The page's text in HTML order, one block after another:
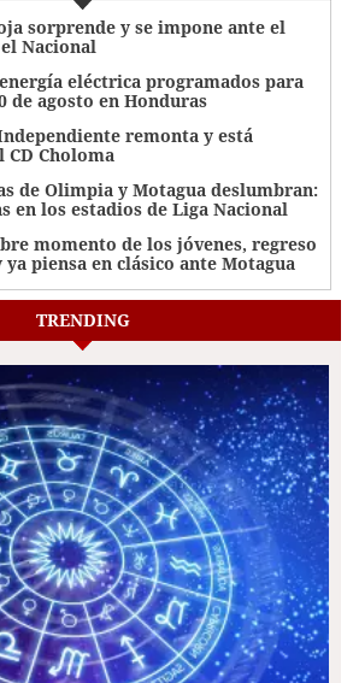
sorprende y se impone ante el
Nacional
eléctrica programados para
de agosto en Honduras
remonta y está
CD Choloma
de Olimpia y Motagua deslumbran:
en los estadios de Liga Nacional
momento de los jóvenes, regreso
piensa en clásico ante Motagua
TRENDING